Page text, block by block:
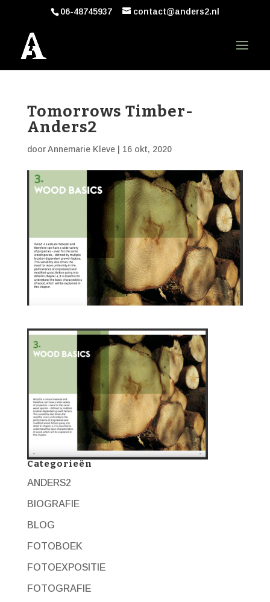
06-48745937 contact@anders2.nl
Tomorrows Timber-
Anders2
doorAnnemarie Kleve| 16 okt, 2020
Categorieën
ANDERS2
BIOGRAFIE
BLOG
FOTOBOEK
FOTOEXPOSITIE
FOTOGRAFIE